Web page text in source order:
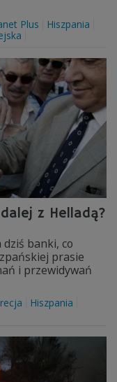
Plus
Hiszpania
z Helladą?
banki, co
prasie
i przewidywań
Hiszpania